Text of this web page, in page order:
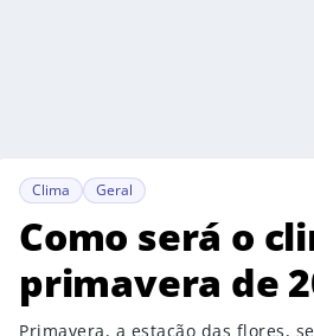
Clima Geral
Como será o
primavera de
Primavera, a estação das flores,